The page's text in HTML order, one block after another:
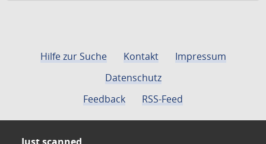
Hilfe zur Suche Kontakt
Impressum
Datenschutz
Feedback
RSS-Feed